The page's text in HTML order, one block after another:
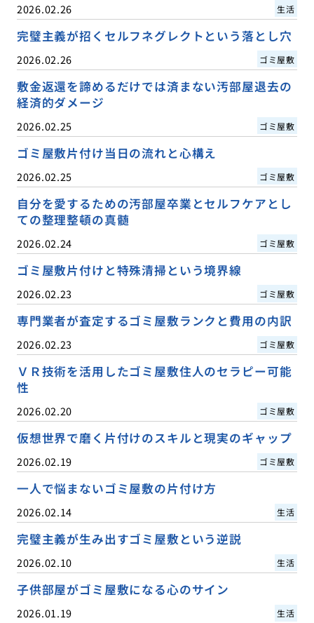
2026.02.26 生活
完璧主義が招くセルフネグレクトという落とし穴
2026.02.26 ゴミ屋敷
敷金返還を諦めるだけでは済まない汚部屋退去の
経済的ダメージ
2026.02.25 ゴミ屋敷
ゴミ屋敷片付け当日の流れと心構え
2026.02.25 ゴミ屋敷
自分を愛するための汚部屋卒業とセルフケアとし
ての整理整頓の真髄
2026.02.24 ゴミ屋敷
ゴミ屋敷片付けと特殊清掃という境界線
2026.02.23 ゴミ屋敷
専門業者が査定するゴミ屋敷ランクと費用の内訳
2026.02.23 ゴミ屋敷
ＶＲ技術を活用したゴミ屋敷住人のセラピー可能
性
2026.02.20 ゴミ屋敷
仮想世界で磨く片付けのスキルと現実のギャップ
2026.02.19 ゴミ屋敷
一人で悩まないゴミ屋敷の片付け方
2026.02.14 生活
完璧主義が生み出すゴミ屋敷という逆説
2026.02.10 生活
子供部屋がゴミ屋敷になる心のサイン
2026.01.19 生活